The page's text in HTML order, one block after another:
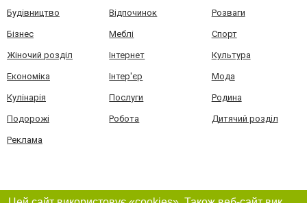
Будівництво Відпочинок Розваги
Бізнес Меблі Спорт
Жіночий розділ Інтернет Культура
Економіка Інтер'єр Мода
Кулінарія Послуги Родина
Подорожі Робота Дитячий розділ
Реклама